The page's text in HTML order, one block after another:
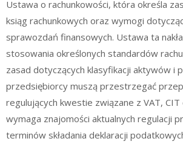
Ustawa o rachunkowości, która określa
ksiąg rachunkowych oraz wymogi
sprawozdań finansowych. Ustawa ta
stosowania określonych standardów
zasad dotyczących klasyfikacji aktywów i
przedsiębiorcy muszą przestrzegać
regulujących kwestie związane z VAT, CIT
wymaga znajomości aktualnych regulacji
terminów składania deklaracji